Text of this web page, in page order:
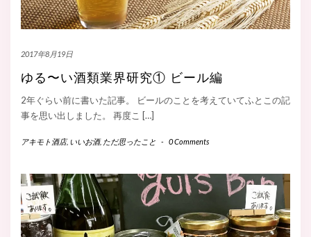
2017年8月19日
ゆる〜い酒類業界研究① ビール編
2年ぐらい前に書いた記事。 ビールのことを考えていてふとこの記
事を思い出しました。 再度こ […]
アキモト酒店, いいお酒, ただ思ったこと - 0 Comments